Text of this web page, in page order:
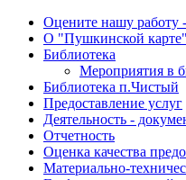
Оцените нашу работу
О "Пушкинской карте"
Библиотека
Мероприятия в
Библиотека п.Чистый
Предоставление услуг
Деятельность -
Отчетность
Оценка качества
Материально-